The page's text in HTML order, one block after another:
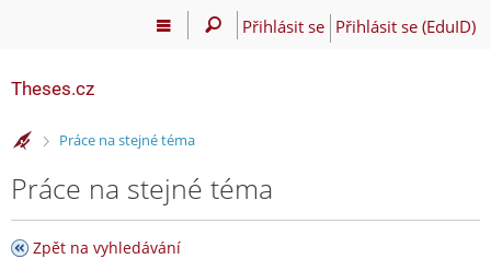
Přihlásit se Přihlásit se (EduID)
Theses.cz
>Práce na stejné téma
Práce na stejné téma
Zpět na vyhledávání